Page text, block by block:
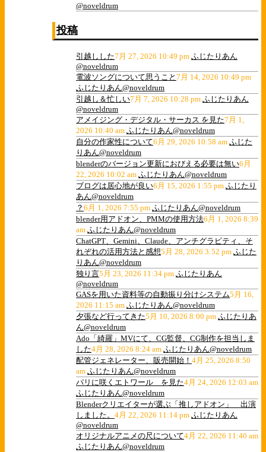
@noveldrum
投稿
引越しした7月 27, 2026 10:49 pm ふじたりあん
@noveldrum
電波ソングについて思うこと 7月 14, 2026 10:49 pm
ふじたりあん@noveldrum
引越し＆忙しい7月 7, 2026 10:28 pm ふじたりあん
@noveldrum
アメイジング・デジタル・サーカス を見た7月 1,
2026 10:40 am ふじたりあん@noveldrum
自分の作家性について6月 29, 2026 10:58 am ふじた
りあん@noveldrum
blenderのバージョン更新におびえる必要は無い6月
22, 2026 10:02 am ふじたりあん@noveldrum
ブログは居心地が良い6月 15, 2026 1:55 pm ふじたり
あん@noveldrum
？ 6月 1, 2026 7:55 pm ふじたりあん@noveldrum
blender用アドオン、PMMの使用方法6月 1, 2026 8:39
am ふじたりあん@noveldrum
ChatGPT、Gemini、Claude、アンチグラビティ、そ
れぞれの活用方法と感想5月 28, 2026 3:52 pm ふじた
りあん@noveldrum
独り言5月 23, 2026 11:34 pm ふじたりあん
@noveldrum
GASを用いた資料等の自動振り分けシステム5月 16,
2026 11:15 am ふじたりあん@noveldrum
夕張など行ってきた5月 10, 2026 8:00 pm ふじたりあ
ん@noveldrum
Ado「綺羅」MVにて、CG監督、CG制作を担当しま
した4月 28, 2026 8:24 am ふじたりあん@noveldrum
配管ジェネレーター、販売開始！ 4月 25, 2026 8:50
am ふじたりあん@noveldrum
パリに咲くエトワール を見た4月 24, 2026 12:03 am
ふじたりあん@noveldrum
Blenderクリエイターが選ぶ「推しアドオン」 出演
しました。 4月 22, 2026 11:14 pm ふじたりあん
@noveldrum
オリジナルアニメの尺について4月 22, 2026 11:40 am
ふじたりあん@noveldrum